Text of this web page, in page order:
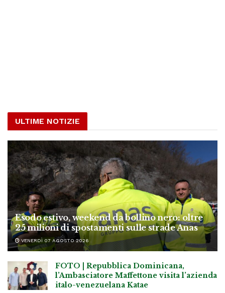
ULTIME NOTIZIE
Esodo estivo, weekend da bollino nero: oltre
25 milioni di spostamenti sulle strade Anas
VENERDÌ 07 AGOSTO 2026
FOTO | Repubblica Dominicana,
l’Ambasciatore Maffettone visita l’azienda
italo-venezuelana Katae